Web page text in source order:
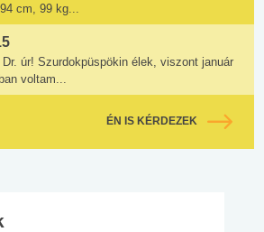
cm, 99 kg...
úr! Szurdokpüspökin élek, viszont január
voltam...
ÉN IS KÉRDEZEK